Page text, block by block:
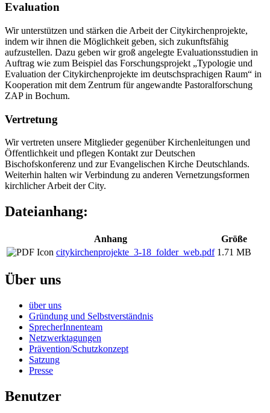
Evaluation
Wir unterstützen und stärken die Arbeit der Citykirchenprojekte,
indem wir ihnen die Möglichkeit geben, sich zukunftsfähig
aufzustellen. Dazu geben wir groß angelegte Evaluationsstudien in
Auftrag wie zum Beispiel das Forschungsprojekt „Typologie und
Evaluation der Citykirchenprojekte im deutschsprachigen Raum“ in
Kooperation mit dem Zentrum für angewandte Pastoralforschung
ZAP in Bochum.
Vertretung
Wir vertreten unsere Mitglieder gegenüber Kirchenleitungen und
Öffentlichkeit und pflegen Kontakt zur Deutschen
Bischofskonferenz und zur Evangelischen Kirche Deutschlands.
Weiterhin halten wir Verbindung zu anderen Vernetzungsformen
kirchlicher Arbeit der City.
Dateianhang:
Anhang
Größe
citykirchenprojekte_3-18_folder_web.pdf 1.71 MB
Über uns
über uns
Gründung und Selbstverständnis
SprecherInnenteam
Netzwerktagungen
Prävention/Schutzkonzept
Satzung
Presse
Benutzer